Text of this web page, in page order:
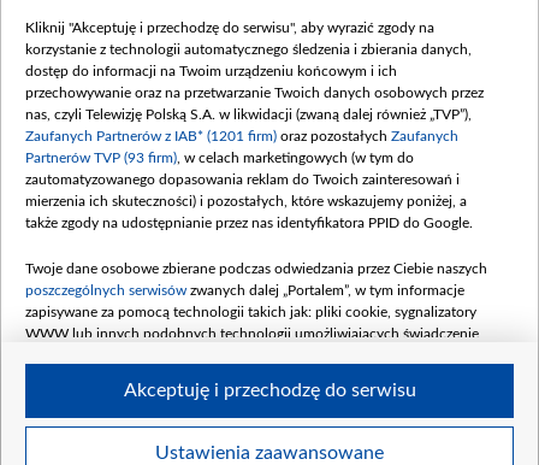
Procedura zgłoszeń wewnętrznych
Kliknij "Akceptuję i przechodzę do serwisu", aby wyrazić zgody na
korzystanie z technologii automatycznego śledzenia i zbierania danych,
dostęp do informacji na Twoim urządzeniu końcowym i ich
przechowywanie oraz na przetwarzanie Twoich danych osobowych przez
nas, czyli Telewizję Polską S.A. w likwidacji (zwaną dalej również „TVP”),
Zaufanych Partnerów z IAB* (1201 firm) oraz pozostałych Zaufanych
Partnerów TVP (93 firm) , w celach marketingowych (w tym do
zautomatyzowanego dopasowania reklam do Twoich zainteresowań i
mierzenia ich skuteczności) i pozostałych, które wskazujemy poniżej, a
także zgody na udostępnianie przez nas identyfikatora PPID do Google.
Twoje dane osobowe zbierane podczas odwiedzania przez Ciebie naszych
poszczególnych serwisów zwanych dalej „Portalem”, w tym informacje
zapisywane za pomocą technologii takich jak: pliki cookie, sygnalizatory
WWW lub innych podobnych technologii umożliwiających świadczenie
Twoje dane osobowe zbierane podczas odwiedzania przez Ciebie
Ustawienia zaawansowane
Akceptuję i przechodzę do serwisu